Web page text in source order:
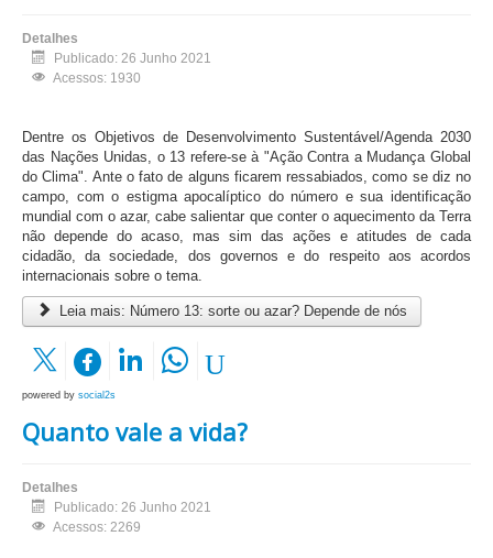
Detalhes
Publicado: 26 Junho 2021
Acessos: 1930
Dentre os Objetivos de Desenvolvimento Sustentável/Agenda 2030
das Nações Unidas, o 13 refere-se à "Ação Contra a Mudança Global
do Clima". Ante o fato de alguns ficarem ressabiados, como se diz no
campo, com o estigma apocalíptico do número e sua identificação
mundial com o azar, cabe salientar que conter o aquecimento da Terra
não depende do acaso, mas sim das ações e atitudes de cada
cidadão, da sociedade, dos governos e do respeito aos acordos
internacionais sobre o tema.
Leia mais: Número 13: sorte ou azar? Depende de nós
powered by social2s
Quanto vale a vida?
Detalhes
Publicado: 26 Junho 2021
Acessos: 2269